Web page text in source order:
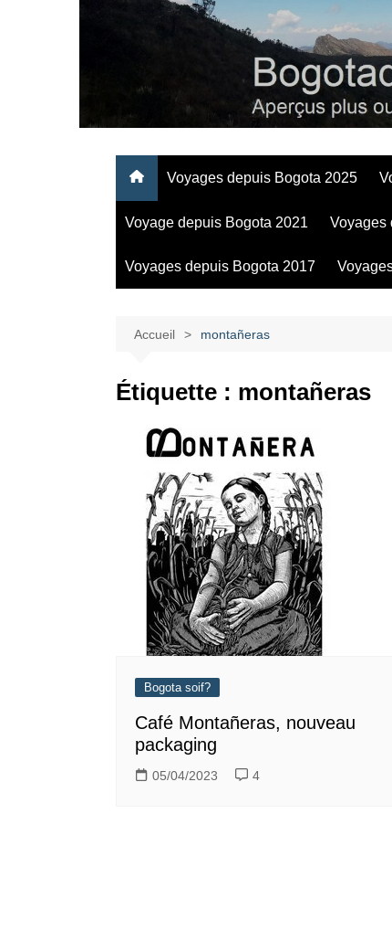
Regards personnels sur la vie d’expatrié à Bogota
Voyages depuis Bogota 2025
Voyage depuis Bogota 2021 Voyages
Voyages depuis Bogota 2017
Accueil montañeras
Étiquette : montañeras
Bogota soif?
Café Montañeras, nouveau
packaging
05/04/2023 4